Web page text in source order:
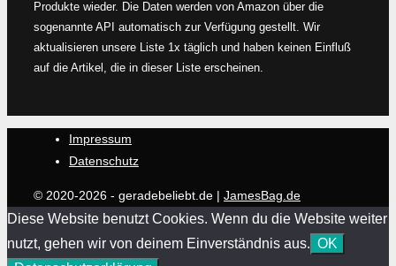
Produkte wieder. Die Daten werden von Amazon über die
sogenannte API automatisch zur Verfügung gestellt. Wir
aktualisieren unsere Liste 1x täglich und haben keinen Einfluß
auf die Artikel, die in dieser Liste erscheinen.
Impressum
Datenschutz
© 2020-2026 - geradebeliebt.de | JamesBag.de
Diese Website benutzt Cookies. Wenn du die Website weiter
nutzt, gehen wir von deinem Einverständnis aus. OK